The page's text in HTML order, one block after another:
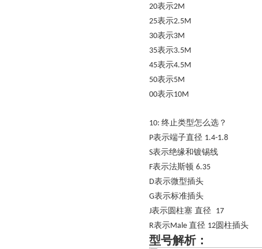
20表示2M
25表示2.5M
30表示3M
35表示3.5M
45表示4.5M
50表示5M
00表示10M
10: 终止类型怎么选？
P表示端子直径 1.4-1.8
S表示绝缘和镀锡线
F表示法斯顿 6.35
D表示微型插头
G表示标准插头
J表示圆柱塞 直径 17
R表示Male 直径 12 圆柱插头
型号解析：